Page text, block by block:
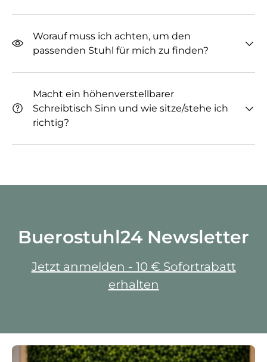
Worauf muss ich achten, um den
passenden Stuhl für mich zu finden?
Macht ein höhenverstellbarer
Schreibtisch Sinn und wie sitze/stehe ich
richtig?
Buerostuhl24 Newsletter
Jetzt anmelden - 10 € Sofortrabatt
erhalten